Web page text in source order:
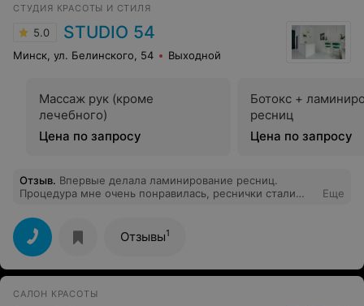
СТУДИЯ КРАСОТЫ И СТИЛЯ
5.0 STUDIO 54
Минск, ул. Белинского, 54 Выходной
Массаж рук (кроме
лечебного)
Цена по запросу
Ботокс +
ресниц
Цена по запросу
Отзыв. Впервые делала ламинирование ресниц.
Процедура мне очень понравилась, реснички стали
хватило на 1.5 месяца, что очень удобно. В течении
этого времени тушью я не пользовалась)
Еще
Отзывы1
САЛОН КРАСОТЫ